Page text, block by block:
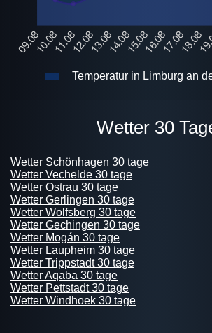
Temperatur in Limburg an
Wetter 30
Wetter Schönhagen 30 tage
Wetter Vechelde 30 tage
Wetter Ostrau 30 tage
Wetter Gerlingen 30 tage
Wetter Wolfsberg 30 tage
Wetter Gechingen 30 tage
Wetter Mogán 30 tage
Wetter Laupheim 30 tage
Wetter Trippstadt 30 tage
Wetter Aqaba 30 tage
Wetter Pettstadt 30 tage
Wetter Windhoek 30 tage